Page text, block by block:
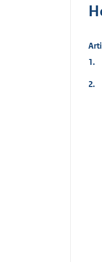
1.
2.